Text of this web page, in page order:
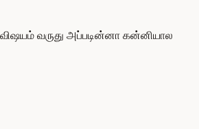
வருது அப்படின்னா கன்னியால